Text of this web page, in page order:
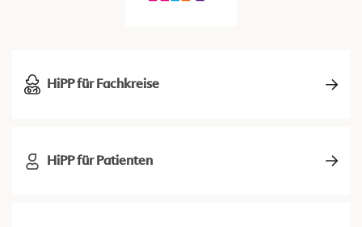
HiPP für Fachkreise
HiPP für Patienten